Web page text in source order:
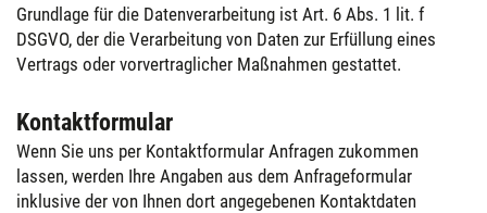
Grundlage für die Datenverarbeitung ist Art. 6 Abs. 1 lit. f
DSGVO, der die Verarbeitung von Daten zur Erfüllung eines
Vertrags oder vorvertraglicher Maßnahmen gestattet.
Kontaktformular
Wenn Sie uns per Kontaktformular Anfragen zukommen
lassen, werden Ihre Angaben aus dem Anfrageformular
inklusive der von Ihnen dort angegebenen Kontaktdaten